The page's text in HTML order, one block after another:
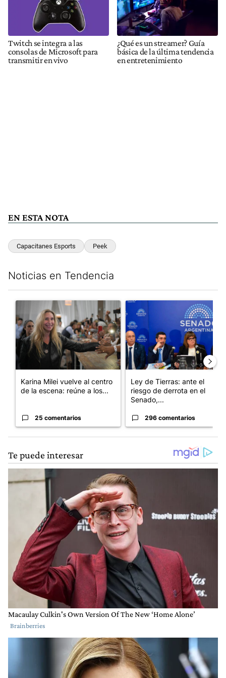
Twitch se integra a las
consolas de Microsoft para
transmitir en vivo
¿Qué es un streamer? Guía
básica de la última tendencia
en entretenimiento
EN ESTA NOTA
Capacitanes Esports Peek
Noticias en Tendencia
Un artículo de tendencia con el título "Karina Milei vuelve al
Karina Milei vuelve al centro
de la escena: reúne a los...
25 comentarios
Un artículo de tendencia con
Ley de Tierras: ante el
riesgo de derrota en el
Senado,...
296 comentarios